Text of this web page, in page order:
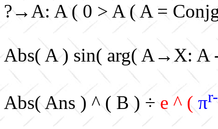
?→A: A ( 0 > A ( A =
Abs( A ) sin( arg( A→X:
Abs( Ans ) ^ ( B ) ÷ e ^ ( πr-